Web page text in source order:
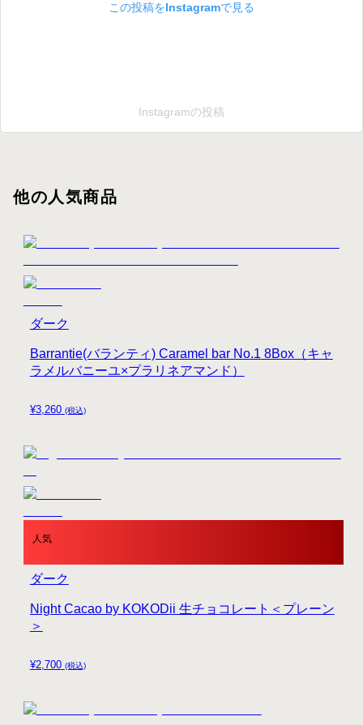
この投稿をInstagramで見る
Instagramの投稿
他の人気商品
¥3,260 (税込)
Barrantie(バランティ) Caramel bar No.1 8Box（キャ
ラメルバニーユ×プラリネアマンド）
ダーク
人気
¥2,700 (税込)
Night Cacao by KOKODii 生チョコレート＜プレーン
＞
ダーク